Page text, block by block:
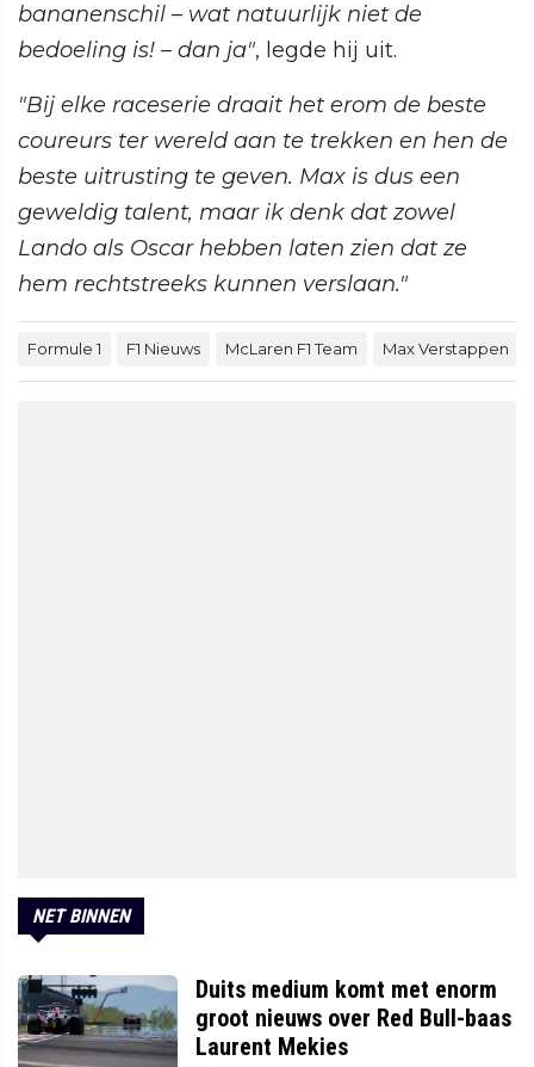
bananenschil – wat natuurlijk niet de
bedoeling is! – dan ja", legde hij uit.
"Bij elke raceserie draait het erom de beste
coureurs ter wereld aan te trekken en hen de
beste uitrusting te geven. Max is dus een
geweldig talent, maar ik denk dat zowel
Lando als Oscar hebben laten zien dat ze
hem rechtstreeks kunnen verslaan."
Formule 1 F1 Nieuws McLaren F1 Team Max Verstappen
NET BINNEN
Duits medium komt met enorm
groot nieuws over Red Bull-baas
Laurent Mekies